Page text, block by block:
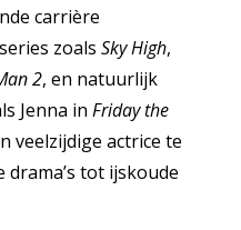
carrière
zoals Sky High,
2, en natuurlijk
Jenna in Friday the
veelzijdige actrice te
tot ijskoude